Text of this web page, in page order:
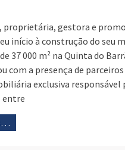
proprietária, gestora e
início à construção do
37 000 m² na Quinta do
com a presença de parceiros
exclusiva
entre